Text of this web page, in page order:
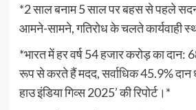
*2 साल बनाम 5 साल पर बहस से पहले सदन
आमने-सामने, गतिरोध के चलते कार्यवाही
*भारत में हर वर्ष 54 हजार करोड़ का दान:
रूप से करते हैं मदद, सर्वाधिक 45.9% दान
हाउ इंडिया गिव्स 2025’ की रिपोर्ट।*